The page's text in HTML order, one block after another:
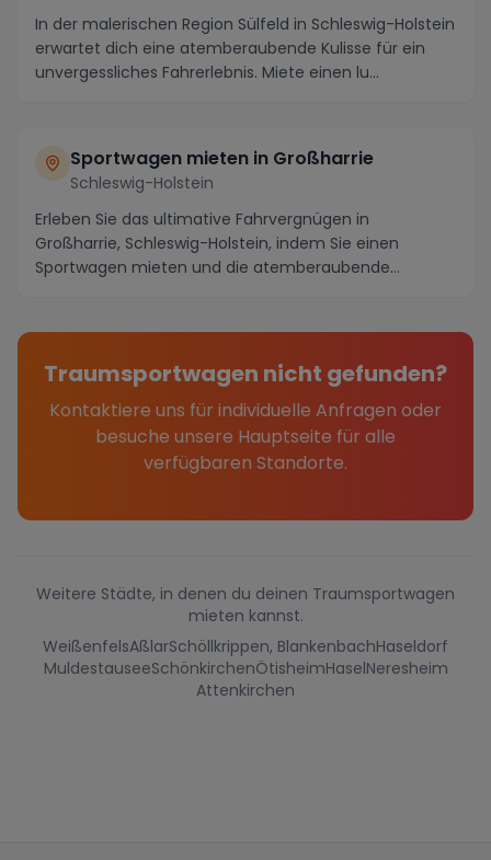
In der malerischen Region Sülfeld in Schleswig-Holstein
erwartet dich eine atemberaubende Kulisse für ein
unvergessliches Fahrerlebnis. Miete einen lu...
Sportwagen mieten in Großharrie
Schleswig-Holstein
Erleben Sie das ultimative Fahrvergnügen in
Großharrie, Schleswig-Holstein, indem Sie einen
Sportwagen mieten und die atemberaubende
Traumsportwagen nicht gefunden?
Kontaktiere uns für individuelle Anfragen oder
besuche unsere Hauptseite für alle
verfügbaren Standorte.
Weitere Städte, in denen du deinen Traumsportwagen
mieten kannst.
WeißenfelsAßlarSchöllkrippen, BlankenbachHaseldorf
MuldestauseeSchönkirchenÖtisheimHaselNeresheim
Attenkirchen